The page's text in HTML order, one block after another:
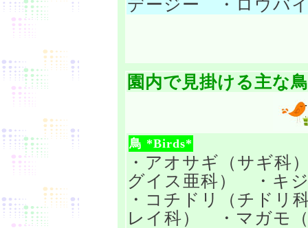
デージー ・ロウバ
園内で見掛ける主な
鳥 *Birds*
・アオサギ（サギ
グイス亜科） ・キ
・コチドリ（チド
レイ科） ・マガモ